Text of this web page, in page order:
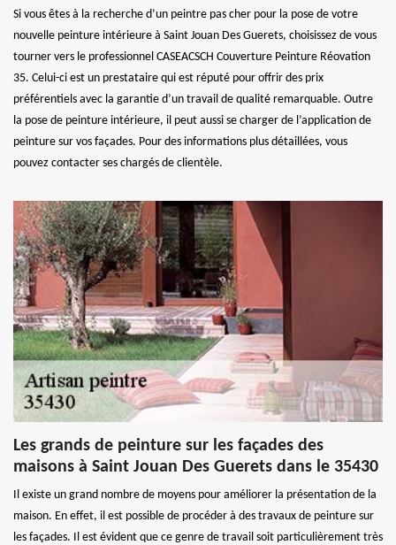
Si vous êtes à la recherche d’un peintre pas cher pour la pose de votre
nouvelle peinture intérieure à Saint Jouan Des Guerets, choisissez de vous
tourner vers le professionnel CASEACSCH Couverture Peinture Réovation
35. Celui-ci est un prestataire qui est réputé pour offrir des prix
préférentiels avec la garantie d’un travail de qualité remarquable. Outre
la pose de peinture intérieure, il peut aussi se charger de l’application de
peinture sur vos façades. Pour des informations plus détaillées, vous
pouvez contacter ses chargés de clientèle.
Les grands de peinture sur les façades des
maisons à Saint Jouan Des Guerets dans le 35430
Il existe un grand nombre de moyens pour améliorer la présentation de la
maison. En effet, il est possible de procéder à des travaux de peinture sur
les façades. Il est évident que ce genre de travail soit particulièrement très